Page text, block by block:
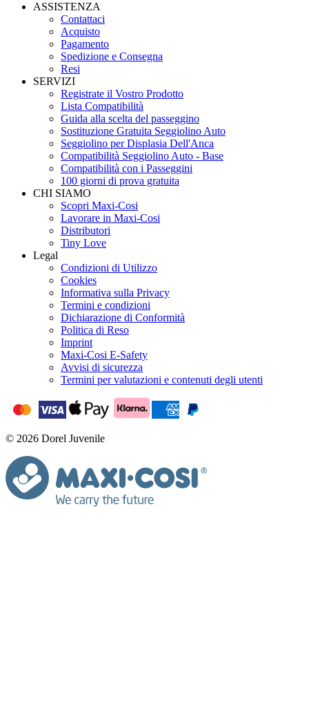
ASSISTENZA
Contattaci
Acquisto
Pagamento
Spedizione e Consegna
Resi
SERVIZI
Registrate il Vostro Prodotto
Lista Compatibilità
Guida alla scelta del passeggino
Sostituzione Gratuita Seggiolino Auto
Seggiolino per Displasia Dell'Anca
Compatibilità Seggiolino Auto - Base
Compatibilità con i Passeggini
100 giorni di prova gratuita
CHI SIAMO
Scopri Maxi-Cosi
Lavorare in Maxi-Cosi
Distributori
Tiny Love
Legal
Condizioni di Utilizzo
Cookies
Informativa sulla Privacy
Termini e condizioni
Dichiarazione di Conformità
Politica di Reso
Imprint
Maxi-Cosi E-Safety
Avvisi di sicurezza
Termini per valutazioni e contenuti degli utenti
© 2026 Dorel Juvenile